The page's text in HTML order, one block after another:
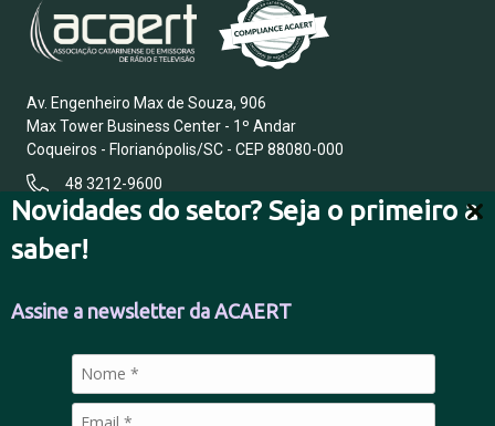
Novidades do setor? Seja o primeiro a
saber!
Assine a newsletter da ACAERT
Av. Engenheiro Max de Souza, 906
Max Tower Business Center - 1º Andar
Coqueiros - Florianópolis/SC - CEP 88080-000
48 3212-9600
FALE CONOSCO
POLÍTICA DE PRIVACIDADE